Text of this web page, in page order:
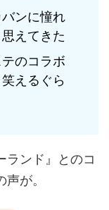
ンに憧れ
えてきた
のコラボ
えるぐら
ランド』とのコ
が。